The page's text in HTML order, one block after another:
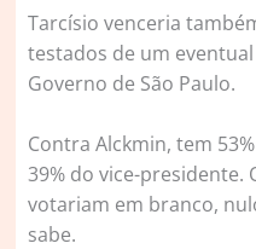
Tarcísio venceria
testados de um
Governo de São Paulo.
Contra Alckmin, tem
39% do vice-presidente.
votariam em branco,
sabe.